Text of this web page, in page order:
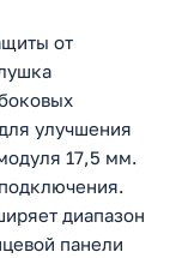
от
улучшения
17,5 мм.
диапазон
панели